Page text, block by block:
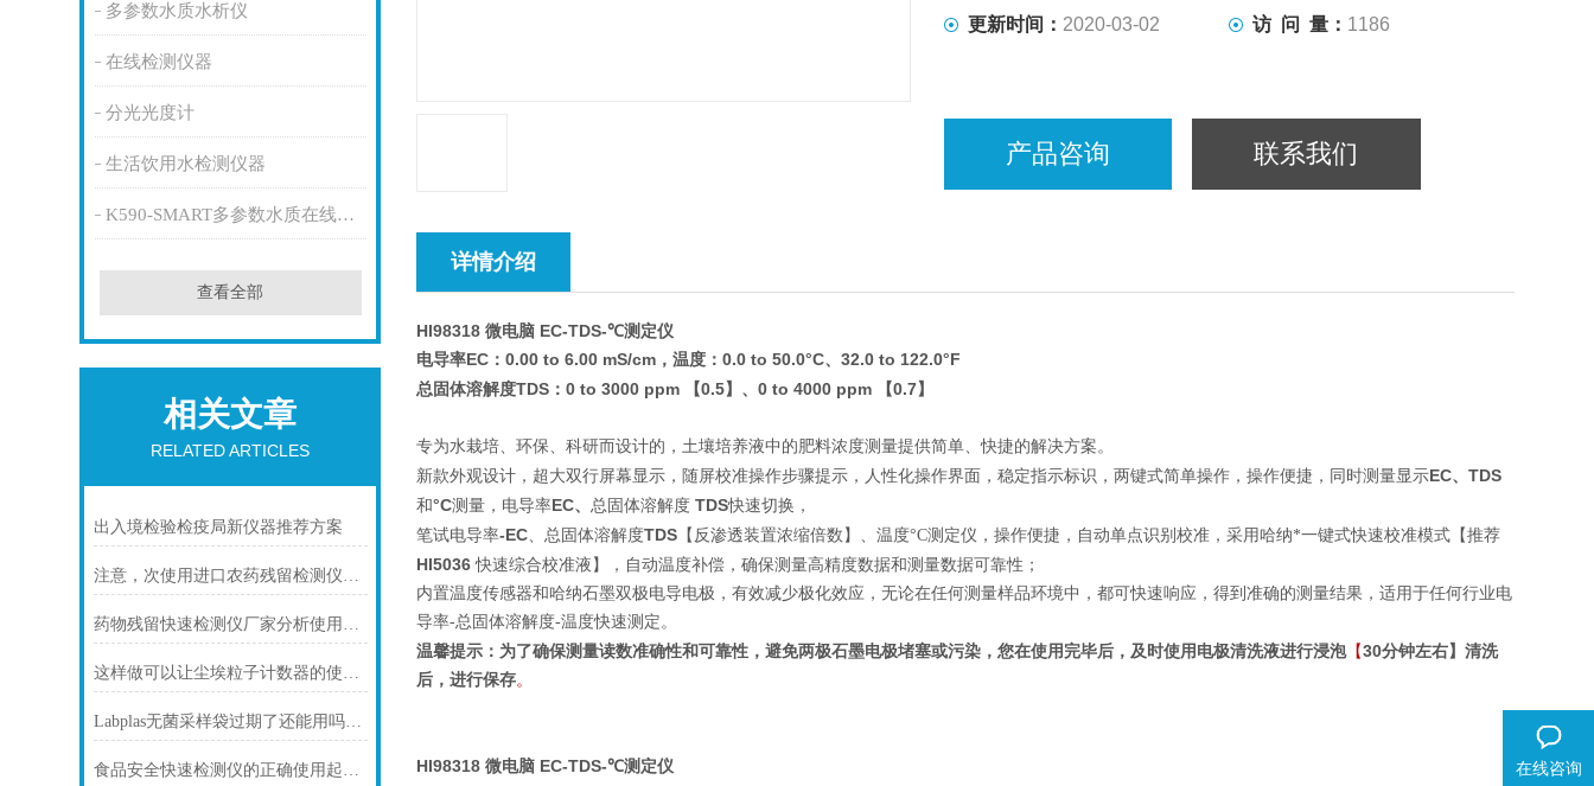
多参数水质水析仪
在线检测仪器
分光光度计
生活饮用水检测仪器
K590-SMART多参数水质在线监测仪
查看全部
相关文章
RELATED ARTICLES
出入境检验检疫局新仪器推荐方案
注意，次使用进口农药残留检测仪一定要看！
药物残留快速检测仪厂家分析使用农药易产生的安全问题
这样做可以让尘埃粒子计数器的使用更准确
Labplas无菌采样袋过期了还能用吗？关于灭菌有效期的深度解答
食品安全快速检测仪的正确使用起到积极的作用
更新时间： 2020-03-02 访 问 量： 1186
产品咨询 联系我们
详情介绍
HI98318 微电脑 EC-TDS-℃测定仪
电导率EC：0.00 to 6.00 mS/cm，温度：0.0 to 50.0°C、32.0 to 122.0°F
总固体溶解度TDS ：0 to 3000 ppm 【0.5】、0 to 4000 ppm 【0.7】
专为水栽培、环保、科研而设计的，土壤培养液中的肥料浓度测量提供简单、快捷的解决方案。
新款外观设计，超大双行屏幕显示，随屏校准操作步骤提示，人性化操作界面，稳定指示标识，两键式简单操作，操作便捷，同时测量显示EC、TDS
和°C测量，电导率EC、 总固体溶解度TDS快速切换，
笔试电导率-EC、总固体溶解度TDS 【反渗透装置浓缩倍数】、温度°C测定仪，操作便捷，自动单点识别校准，采用哈纳*一键式快速校准模式【推荐
HI5036快速综合校准液】，自动温度补偿，确保测量高精度数据和测量数据可靠性；
内置温度传感器和哈纳石墨双极电导电极，有效减少极化效应，无论在任何测量样品环境中，都可快速响应，得到准确的测量结果，适用于任何行业电
导率-总固体溶解度-温度快速测定。
温馨提示：为了确保测量读数准确性和可靠性，避免两极石墨电极堵塞或污染，您在使用完毕后，及时使用电极清洗液进行浸泡【30分钟左右】清洗
后，进行保存。
HI98318 微电脑 EC-TDS-℃测定仪 在线咨询